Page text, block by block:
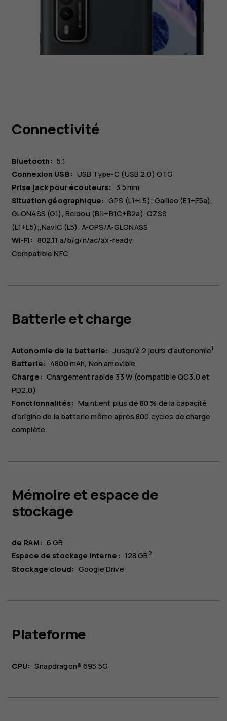
Connectivité
Bluetooth: 5.1
Connexion USB: USB Type-C (USB 2.0) OTG
Prise jack pour écouteurs:
3,5 mm
Situation géographique: GPS (L1+L5); Galileo (E1+E5a),
GLONASS (G1), Beidou (B1I+B1C+B2a), QZSS
(L1+L5);,NavIC (L5), A-GPS/A-GLONASS
Wi-Fi: 802.11 a/b/g/n/ac/ax-ready
Compatible NFC
Batterie et charge
Autonomie de la batterie: Jusqu’à 2 jours d’autonomie1
Batterie: 4800 mAh Non amovible
Charge: Chargement rapide 33 W (compatible QC3.0 et
PD2.0)
Fonctionnalités: Maintient plus de 80 % de la capacité
d’origine de la batterie même après 800 cycles de charge
complète.
Mémoire et espace de
stockage
de RAM: 6 GB
Espace de stockage interne: 128 GB 2
Stockage cloud: Google Drive
Plateforme
CPU: Snapdragon® 695 5G